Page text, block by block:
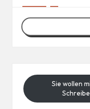
Sie wollen